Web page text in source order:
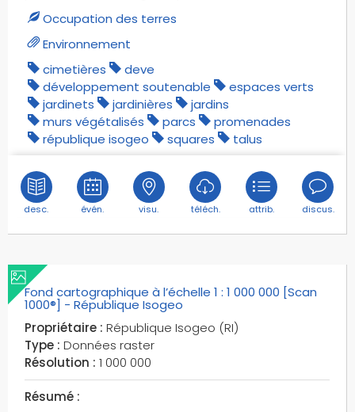
Occupation des terres
Environnement
cimetières
deve
développement soutenable
espaces verts
jardinets
jardinières
jardins
murs végétalisés
parcs
promenades
république isogeo
squares talus
desc. évén. visu. téléch. attrib. discus.
Fond cartographique à l’échelle 1 : 1 000 000 [Scan
1000®] - République Isogeo
Propriétaire : République Isogeo (RI)
Type : Données raster
Résolution : 1 000 000
Résumé :